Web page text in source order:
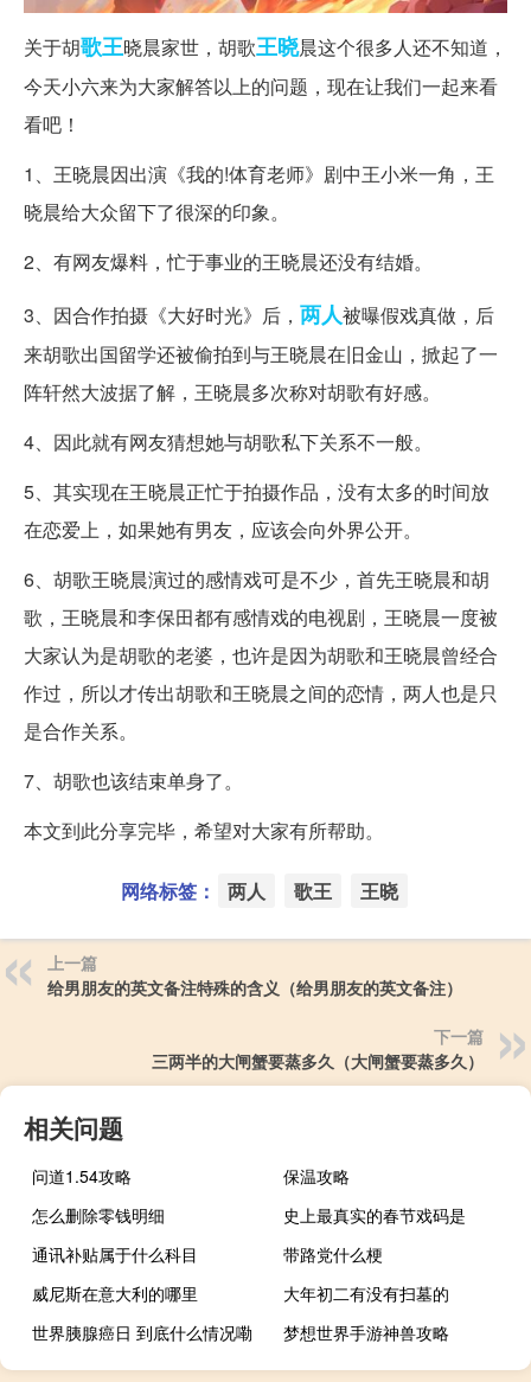
关于胡歌王晓晨家世，胡歌王晓晨这个很多人还不知道，
今天小六来为大家解答以上的问题，现在让我们一起来看
看吧！
1、王晓晨因出演《我的!体育老师》剧中王小米一角，王
晓晨给大众留下了很深的印象。
2、有网友爆料，忙于事业的王晓晨还没有结婚。
3、因合作拍摄《大好时光》后， 两人被曝假戏真做，后
来胡歌出国留学还被偷拍到与王晓晨在旧金山，掀起了一
阵轩然大波据了解，王晓晨多次称对胡歌有好感。
4、因此就有网友猜想她与胡歌私下关系不一般。
5、其实现在王晓晨正忙于拍摄作品，没有太多的时间放
在恋爱上，如果她有男友，应该会向外界公开。
6、胡歌王晓晨演过的感情戏可是不少，首先王晓晨和胡
歌，王晓晨和李保田都有感情戏的电视剧，王晓晨一度被
大家认为是胡歌的老婆，也许是因为胡歌和王晓晨曾经合
作过，所以才传出胡歌和王晓晨之间的恋情，两人也是只
是合作关系。
7、胡歌也该结束单身了。
本文到此分享完毕，希望对大家有所帮助。
网络标签： 两人 歌王 王晓
上一篇
给男朋友的英文备注特殊的含义（给男朋友的英文备注）
下一篇
三两半的大闸蟹要蒸多久（大闸蟹要蒸多久）
相关问题
问道1.54攻略
保温攻略
怎么删除零钱明细
史上最真实的春节戏码是
通讯补贴属于什么科目
带路党什么梗
威尼斯在意大利的哪里
大年初二有没有扫墓的
世界胰腺癌日 到底什么情况嘞
梦想世界手游神兽攻略